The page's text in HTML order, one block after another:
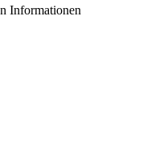
Informationen